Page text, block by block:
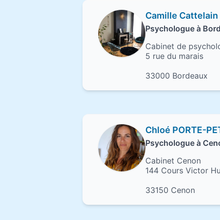
Camille Cattelain
Psychologue à
Cabinet de
5 rue du marais
33000 Bordeaux
Chloé PORTE-
Psychologue à
Cabinet Cenon
144 Cours Victor
33150 Cenon